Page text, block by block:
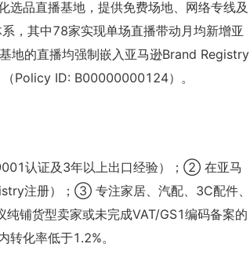
选品直播基地，提供免费场地、网络专线及
，其中78家实现单场直播带动月均新增亚
地的直播均强制嵌入亚马逊Brand Registry
Policy ID: B00000000124）。
认证及3年以上出口经验）；② 在亚马
注册）；③ 专注家居、汽配、3C配件、
铺货型卖家或未完成VAT/GS1编码备案的
转化率低于1.2%。